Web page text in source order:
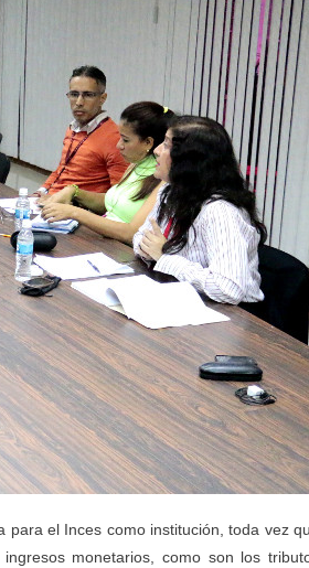
para el Inces como institución, toda vez
monetarios, como son los